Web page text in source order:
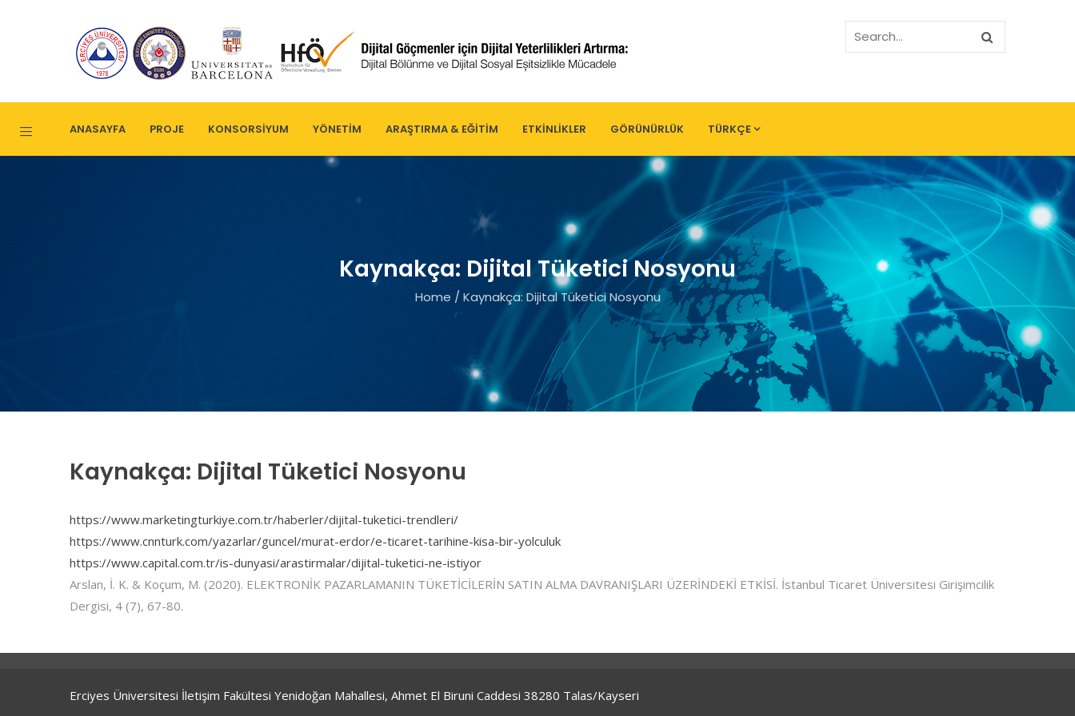
ANASAYFA PROJE KONSORSIYUM YÖNETIM ARAŞTIRMA & EĞITIM ETKINLIKLER GÖRÜNÜRLÜK TÜRKÇE
Kaynakça: Dijital Tüketici Nosyonu
Home / Kaynakça: Dijital Tüketici Nosyonu
Kaynakça: Dijital Tüketici Nosyonu
https://www.marketingturkiye.com.tr/haberler/dijital-tuketici-trendleri/
https://www.cnnturk.com/yazarlar/guncel/murat-erdor/e-ticaret-tarihine-kisa-bir-yolculuk
https://www.capital.com.tr/is-dunyasi/arastirmalar/dijital-tuketici-ne-istiyor
Arslan, İ. K. & Koçum, M. (2020). ELEKTRONİK PAZARLAMANIN TÜKETİCİLERİN SATIN ALMA DAVRANIŞLARI ÜZERİNDEKİ ETKİSİ. İstanbul Ticaret Üniversitesi Girişimcilik
Dergisi, 4 (7), 67-80.
Erciyes Üniversitesi İletişim Fakültesi Yenidoğan Mahallesi, Ahmet El Biruni Caddesi 38280 Talas/Kayseri